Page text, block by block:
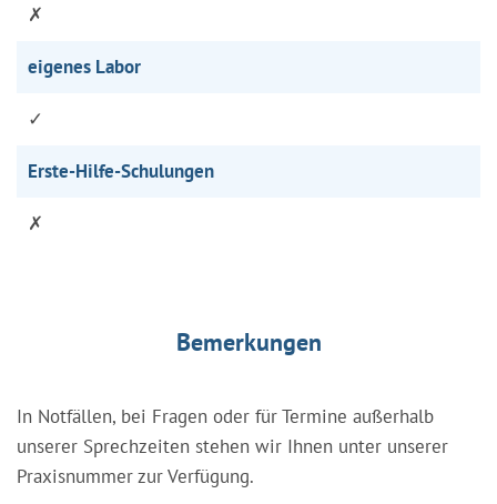
✗
eigenes Labor
✓
Erste-Hilfe-Schulungen
✗
Bemerkungen
In Notfällen, bei Fragen oder für Termine außerhalb
unserer Sprechzeiten stehen wir Ihnen unter unserer
Praxisnummer zur Verfügung.